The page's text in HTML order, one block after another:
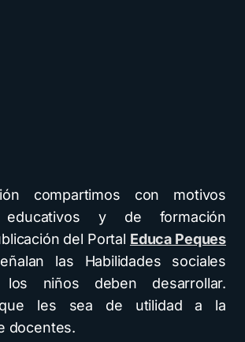
compartimos con motivos
educativos y de formación
del Portal Educa Peques
las Habilidades sociales
niños deben desarrollar.
que les sea de utilidad a la
docentes.